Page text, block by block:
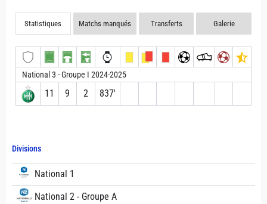
Divisions
National 1
National 2 - Groupe A
Statistiques Matchs manqués Transferts Galerie
National 3 - Groupe I 2024-2025
11 9 2 837′